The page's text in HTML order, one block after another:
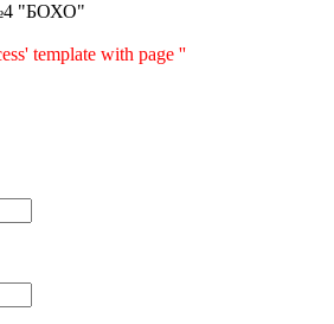
"БОХО"
template with page ''